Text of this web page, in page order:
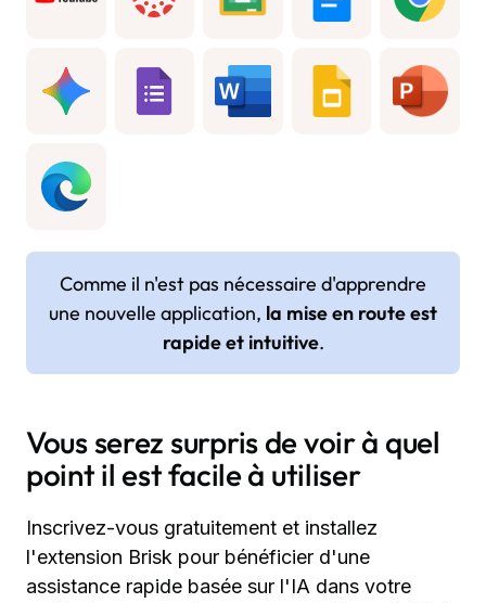
Comme il n'est pas nécessaire d'apprendre
une nouvelle application, la mise en route est
rapide et intuitive.
Vous serez surpris de voir à quel
point il est facile à utiliser
Inscrivez-vous gratuitement et installez
l'extension Brisk pour bénéficier d'une
assistance rapide basée sur l'IA dans votre